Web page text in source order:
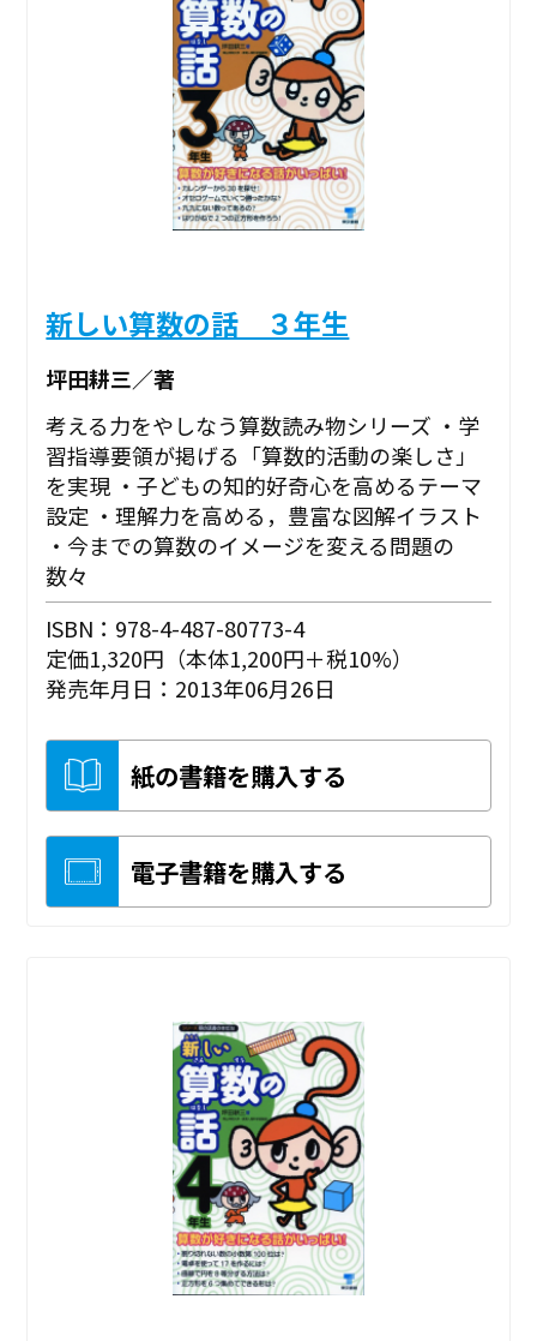
新しい算数の話 ３年生
坪田耕三／著
考える力をやしなう算数読み物シリーズ ・学
習指導要領が掲げる「算数的活動の楽しさ」
を実現 ・子どもの知的好奇心を高めるテーマ
設定 ・理解力を高める，豊富な図解イラスト
・今までの算数のイメージを変える問題の
数々
ISBN：978-4-487-80773-4
定価1,320円（本体1,200円＋税10%）
発売年月日：2013年06月26日
紙の書籍を購入する
電子書籍を購入する